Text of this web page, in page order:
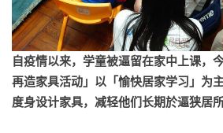
自疫情以来，学童被逼留在家中上课，
再造家具活动」以「愉快居家学习」为
度身设计家具，减轻他们长期於逼狭居